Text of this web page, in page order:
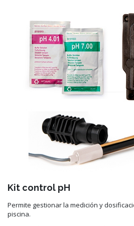
Kit control pH
Permite gestionar la medición y
piscina.